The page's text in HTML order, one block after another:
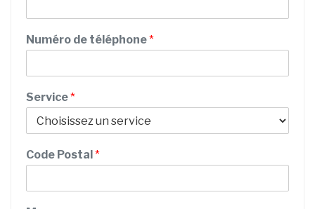
m
Numéro de téléphone*
Service*
Code Postal *
N